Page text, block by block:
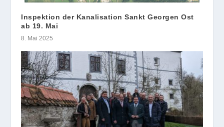
Inspektion der Kanalisation Sankt Georgen Ost
ab 19. Mai
8. Mai 2025